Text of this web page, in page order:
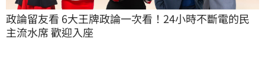
政論留友看 6大王牌政論一次看！24小時不斷電的民
主流水席 歡迎入座